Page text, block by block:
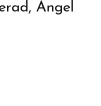
Ängel